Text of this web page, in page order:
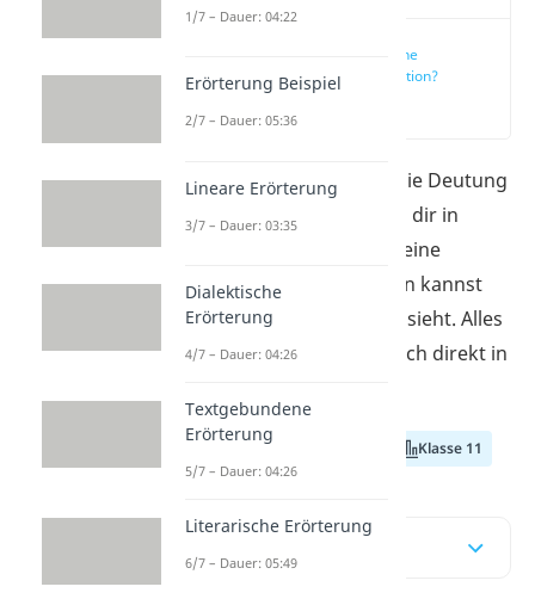
Was ist eine
Interpretation?
Eine Interpretation ist die Deutung
eines Textes. Wir zeigen dir in
diesem Beitrag, wie du eine
Interpretation schreiben kannst
und wie der Aufbau aussieht. Alles
Wichtige erfährst du auch direkt in
Klasse 9 Klasse 11
1/7 – Dauer: 04:22
Erörterung Beispiel
2/7 – Dauer: 05:36
Lineare Erörterung
3/7 – Dauer: 03:35
Dialektische
Erörterung
4/7 – Dauer: 04:26
Textgebundene
Erörterung
5/7 – Dauer: 04:26
Literarische Erörterung
6/7 – Dauer: 05:49